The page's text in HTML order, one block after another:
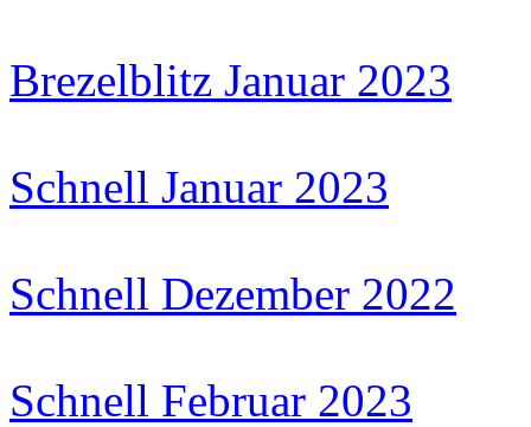
Brezelblitz Januar 2023
Schnell Januar 2023
Schnell Dezember 2022
Schnell Februar 2023